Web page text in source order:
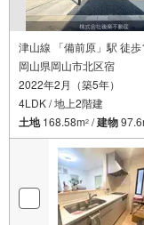
津山線 「備前原」駅 徒
岡山県岡山市北区宿
2022年2月（築5年）
4LDK / 地上2階建
土地168.58m2 /建物